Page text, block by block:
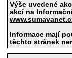
Výše uvedené
akcí na
Informace mají
těchto stránek